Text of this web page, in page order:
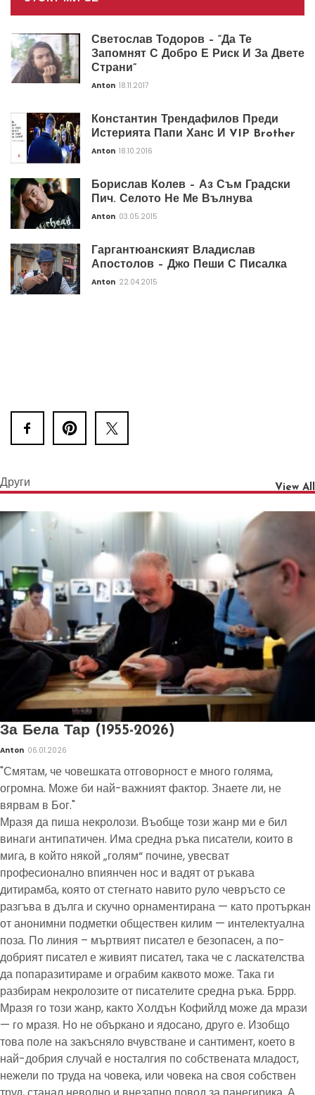
Светослав Тодоров – “Да Те
Запомнят С Добро Е Риск И За Двете
Страни”
Anton 18.11.2017
Константин Трендафилов Преди
Истерията Папи Ханс И VIP Brother
Anton 18.10.2016
Борислав Колев – Аз Съм Градски
Пич. Селото Не Ме Вълнува
Anton 03.05.2015
Гаргантюанският Владислав
Апостолов – Джо Пеши С Писалка
Anton 22.04.2015
Други View All
За Бела Тар (1955-2026)
Anton 06.01.2026
"Смятам, че човешката отговорност е много голяма,
огромна. Може би най-важният фактор. Знаете ли, не
вярвам в Бог."
Мразя да пиша некролози. Въобще този жанр ми е бил
винаги антипатичен. Има средна ръка писатели, които в
мига, в който някой „голям“ почине, увесват
професионално впиянчен нос и вадят от ръкава
дитирамба, която от стегнато навито руло чевръсто се
разгъва в дълга и скучно орнаментирана — като протъркан
от анонимни подметки обществен килим — интелектуална
поза. По линия – мъртвият писател е безопасен, а по-
добрият писател е живият писател, така че с ласкателства
да попаразитираме и ограбим каквото може. Така ги
разбирам некролозите от писателите средна ръка. Бррр.
Мразя го този жанр, както Холдън Кофийлд може да мрази
— го мразя. Но не объркано и ядосано, друго е. Изобщо
това поле на закъсняло вчувстване и сантимент, което в
най-добрия случай е носталгия по собствената младост,
нежели по труда на човека, или човека на своя собствен